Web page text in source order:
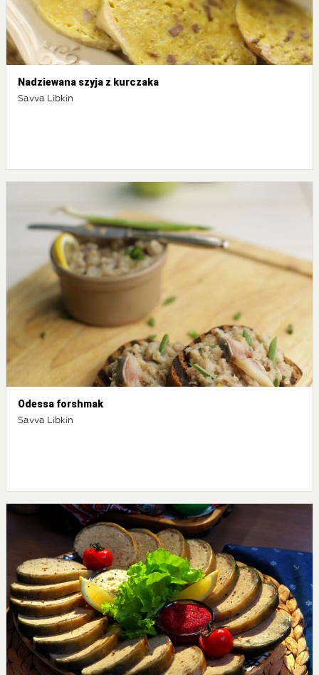
Nadziewana szyja z kurczaka
Savva Libkin
Odessa forshmak
Savva Libkin